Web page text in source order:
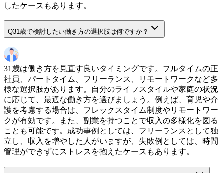
したケースもあります。
Q31歳で検討したい働き方の選択肢は何ですか？
31歳は働き方を見直す良いタイミングです。フルタイムの正
社員、パートタイム、フリーランス、リモートワークなど多
様な選択肢があります。自分のライフスタイルや家庭の状況
に応じて、最適な働き方を選びましょう。例えば、育児や介
護を考慮する場合は、フレックスタイム制度やリモートワー
クが有効です。また、副業を持つことで収入の多様化を図る
ことも可能です。成功事例としては、フリーランスとして独
立し、収入を増やした人がいますが、失敗例としては、時間
管理ができずにストレスを抱えたケースもあります。